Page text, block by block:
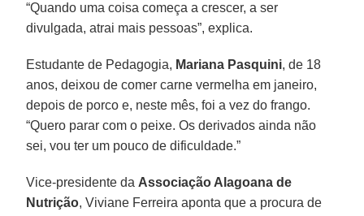
“Quando uma coisa começa a crescer, a ser
divulgada, atrai mais pessoas”, explica.
Estudante de Pedagogia, Mariana Pasquini, de 18
anos, deixou de comer carne vermelha em janeiro,
depois de porco e, neste mês, foi a vez do frango.
“Quero parar com o peixe. Os derivados ainda não
sei, vou ter um pouco de dificuldade.”
Vice-presidente da Associação Alagoana de
Nutrição, Viviane Ferreira aponta que a procura de